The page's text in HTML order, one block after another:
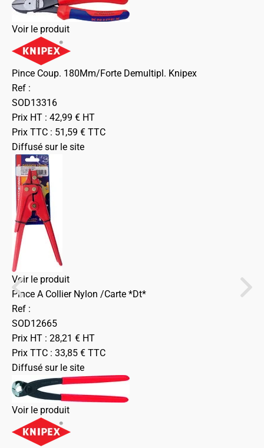
Voir le produit
Pince Coup. 180Mm/Forte Demultipl. Knipex
Ref :
SOD13316
Prix HT : 42,99 € HT
Prix TTC : 51,59 € TTC
Diffusé sur le site
Voir le produit
Pince A Collier Nylon /Carte *Dt*
Ref :
SOD12665
Prix HT : 28,21 € HT
Prix TTC : 33,85 € TTC
Diffusé sur le site
Voir le produit